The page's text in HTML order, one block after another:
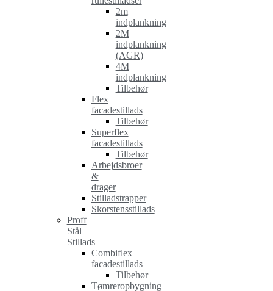
2m
indplankning
2M
indplankning
(AGR)
4M
indplankning
Tilbehør
Flex
facadestillads
Tilbehør
Superflex
facadestillads
Tilbehør
Arbejdsbroer
&
drager
Stilladstrapper
Skorstensstillads
Proff
Stål
Stillads
Combiflex
facadestillads
Tilbehør
Tømreropbygning